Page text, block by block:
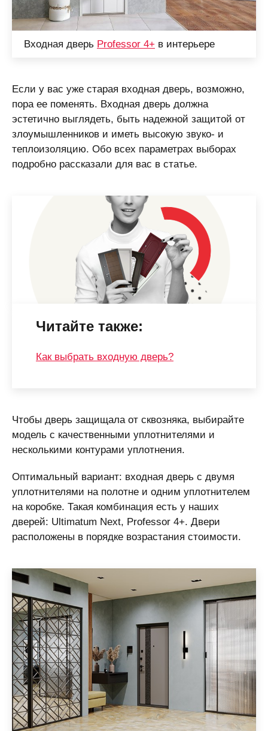
Входная дверь Professor 4+ в интерьере
Если у вас уже старая входная дверь, возможно,
пора ее поменять. Входная дверь должна
эстетично выглядеть, быть надежной защитой от
злоумышленников и иметь высокую звуко- и
теплоизоляцию. Обо всех параметрах выборах
подробно рассказали для вас в статье.
Читайте также:
Как выбрать входную дверь?
Чтобы дверь защищала от сквозняка, выбирайте
модель с качественными уплотнителями и
несколькими контурами уплотнения.
Оптимальный вариант: входная дверь с двумя
уплотнителями на полотне и одним уплотнителем
на коробке. Такая комбинация есть у наших
дверей: Ultimatum Next, Professor 4+. Двери
расположены в порядке возрастания стоимости.